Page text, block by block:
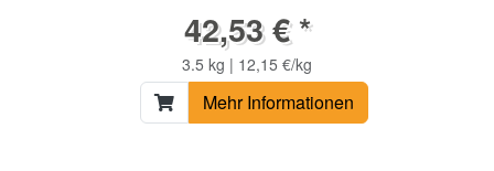
42,53 € *
3.5 kg | 12,15 €/kg
Mehr Informationen